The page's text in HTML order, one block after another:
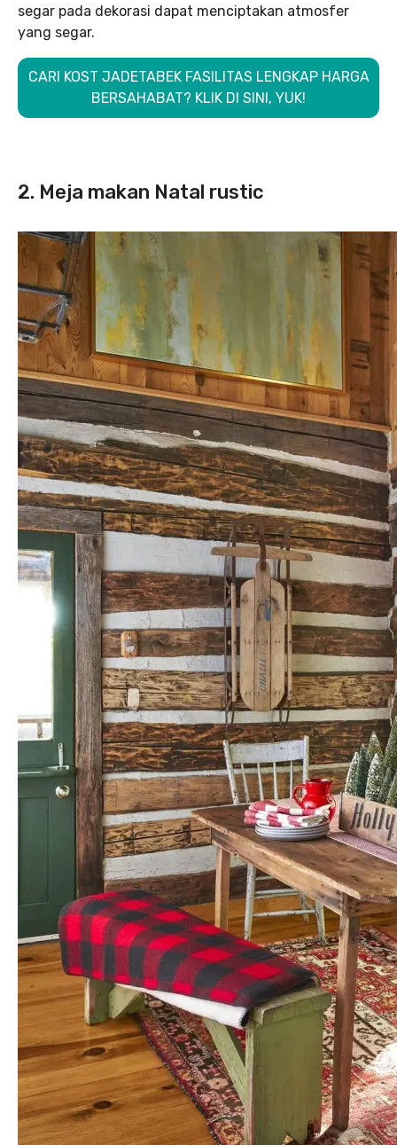
segar pada dekorasi dapat menciptakan atmosfer
yang segar.
CARI KOST JADETABEK FASILITAS LENGKAP HARGA
BERSAHABAT? KLIK DI SINI, YUK!
2. Meja makan Natal rustic